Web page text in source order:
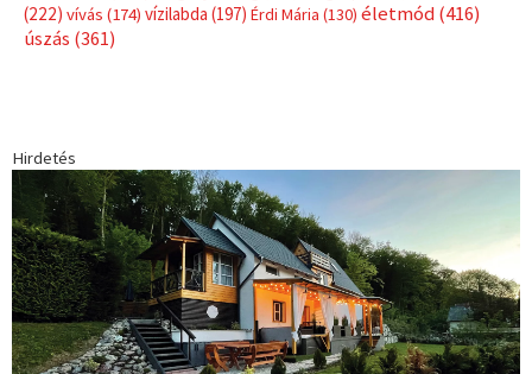
Címkék
(181)Jégkorong(148)kajakkenu(138)karate(168)kickbox(204)
kosárlabda(166) kézilabda(448) Lewis Hamilton
labdarúgóválogatott(148) Mercedes(244)
Dakar Team(132)Rali Világbajnokság(122)Rendezvény
rio
2016(373) sport(438)Sportime Magazin(128)szabadidősport
(316)Szalay Balázs(126)tenisz(416)táplálkozás (155)utazás
(126)Video (247)világbajnokság(162) Világkupa(129)vitorlázás
(222)vívás(174)vízilabda(197)Érdi Mária(130)életmód(416)
úszás(361)